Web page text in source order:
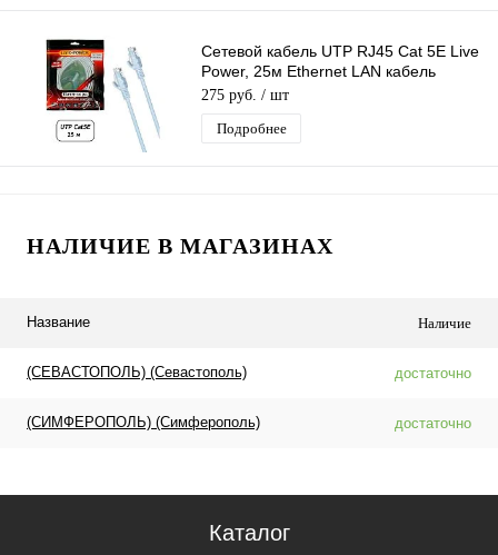
Сетевой кабель UTP RJ45 Cat 5E Live
Power, 25м Ethernet LAN кабель
патчкорд 8-жильный шнур RJ45-RJ45
275 руб. / шт
Подробнее
НАЛИЧИЕ В МАГАЗИНАХ
Название Наличие
(СЕВАСТОПОЛЬ) (Севастополь) достаточно
(СИМФЕРОПОЛЬ) (Симферополь) достаточно
Каталог